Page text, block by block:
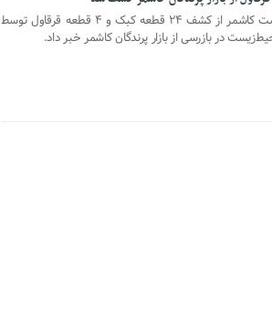
رئیس حفاظت محیط‌زیست کاشمر از کشف ۲۴ قطعه کبک و ۴ قطعه قرقاول توسط
در بازرسی از بازار پرندگان کاشمر خبر داد.